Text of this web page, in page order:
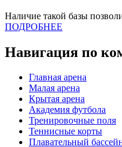
Наличие такой базы
ПОДРОБНЕЕ
Навигация по
Главная арена
Малая арена
Крытая арена
Академия футбола
Тренировочные поля
Теннисные корты
Плавательный